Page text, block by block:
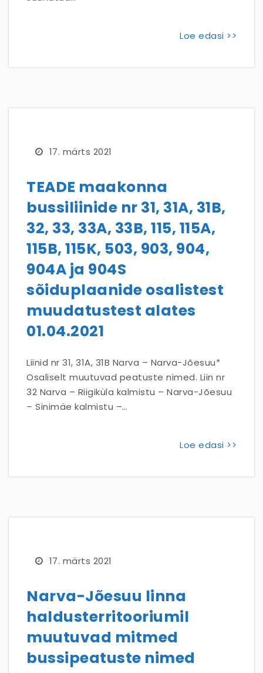
Loe edasi >>
17. märts 2021
TEADE maakonna
bussiliinide nr 31, 31A, 31B,
32, 33, 33A, 33B, 115, 115A,
115B, 115K, 503, 903, 904,
904A ja 904S
sõiduplaanide osalistest
muudatustest alates
01.04.2021
Liinid nr 31, 31A, 31B Narva – Narva-Jõesuu*
Osaliselt muutuvad peatuste nimed. Liin nr
32 Narva – Riigiküla kalmistu – Narva-Jõesuu
– Sinimäe kalmistu –…
Loe edasi >>
17. märts 2021
Narva-Jõesuu linna
haldusterritooriumil
muutuvad mitmed
bussipeatuste nimed